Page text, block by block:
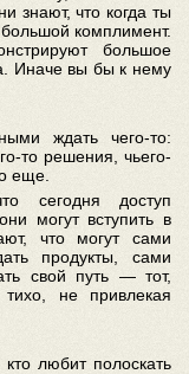
знают, что когда ты
комплимент.
большое
Иначе вы бы к нему
ждать чего-то:
то решения, чьего-
еще.
сегодня доступ
могут вступить в
что могут сами
продукты, сами
свой путь — тот,
не привлекая
любит полоскать